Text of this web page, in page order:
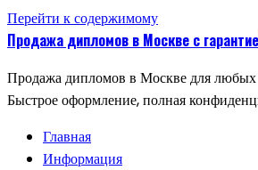
Перейти к содержимому
Продажа дипломов в Москве с
Продажа дипломов в Москве для любых
Быстрое оформление, полная
Главная
Информация